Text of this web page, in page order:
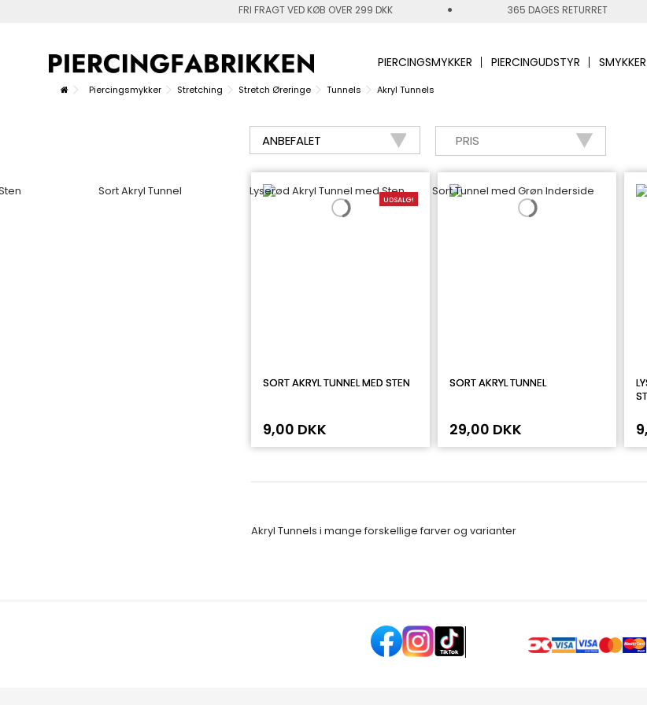
FRI FRAGT VED KØB OVER 299 DKK 365 DAGES RETURRET
PIERCINGSMYKKER PIERCINGUDSTYR SMYKKER
Piercingsmykker Stretching Stretch Øreringe Tunnels Akryl Tunnels
PRIS
UDSALG!
SORT AKRYL TUNNEL MED STEN
9,00 DKK
SORT AKRYL TUNNEL
29,00 DKK
Akryl Tunnels i mange forskellige farver og varianter